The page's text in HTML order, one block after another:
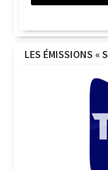
LES ÉMISSIONS «